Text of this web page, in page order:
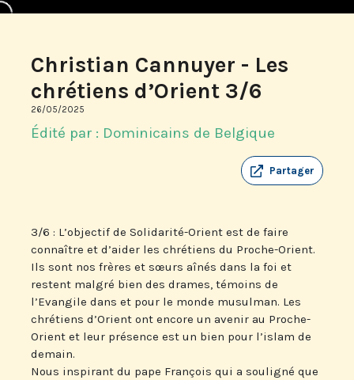
Christian Cannuyer - Les
chrétiens d’Orient 3/6
26/05/2025
Édité par : Dominicains de Belgique
Partager
3/6 : L’objectif de Solidarité-Orient est de faire
connaître et d’aider les chrétiens du Proche-Orient.
Ils sont nos frères et sœurs aînés dans la foi et
restent malgré bien des drames, témoins de
l’Evangile dans et pour le monde musulman. Les
chrétiens d’Orient ont encore un avenir au Proche-
Orient et leur présence est un bien pour l’islam de
demain.
Nous inspirant du pape François qui a souligné que